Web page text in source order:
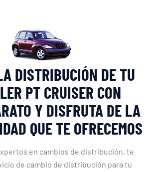
DISTRIBUCIÓN DE TU
PT CRUISER CON
Y DISFRUTA DE LA
QUE TE OFRECEMOS
en cambios de distribución, te
de cambio de distribución para tu